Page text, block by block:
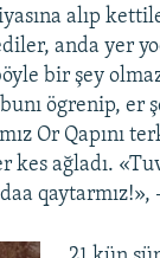
alıp
anda yer
bir şey
ögrenip, er
Or Qapını
ağladı.
qaytarmız!»,